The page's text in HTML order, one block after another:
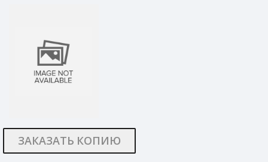
ЗАКАЗАТЬ КОПИЮ